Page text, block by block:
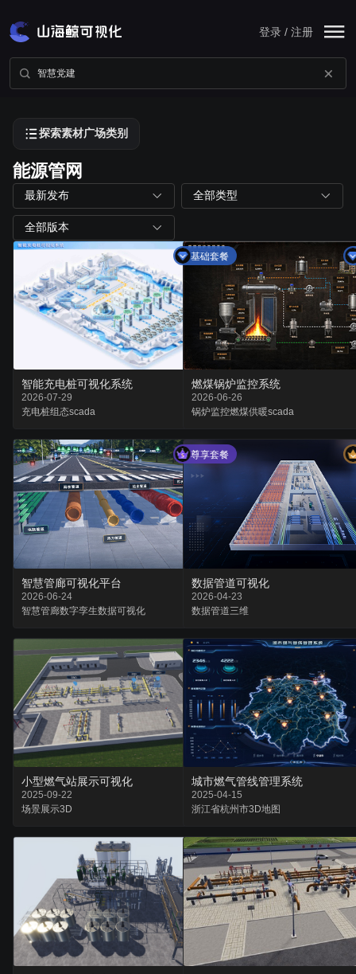
登录 / 注册
探索素材广场类别
能源管网
最新发布 全部类型
全部版本
基础套餐
智能充电桩可视化系统
2026-07-29
充电桩组态scada
燃煤锅炉监控系统
2026-06-26
锅炉监控燃煤供暖scada
尊享套餐
智慧管廊可视化平台
2026-06-24
智慧管廊数字孪生数据可视化
数据管道可视化
2026-04-23
数据管道三维
小型燃气站展示可视化
2025-09-22
场景展示3D
城市燃气管线管理系统
2025-04-15
浙江省杭州市3D地图